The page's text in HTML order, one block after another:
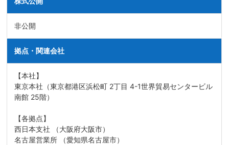
非公開
拠点・関連会社
【本社】
東京本社（東京都港区浜松町 2丁目 4-1世界貿易センタービル
南館 25階）
【各拠点】
西日本支社 （大阪府大阪市）
名古屋営業所 （愛知県名古屋市）